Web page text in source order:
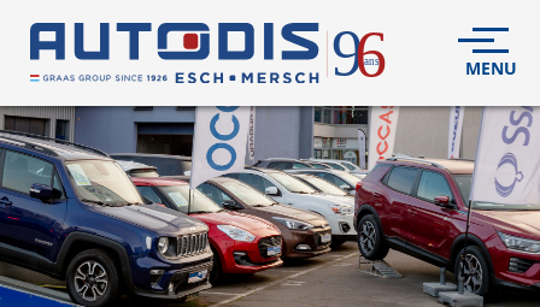
VÉHICULES NEUFS
VÉHICULESD'OCCASION
DÉCOUVREZNOUS